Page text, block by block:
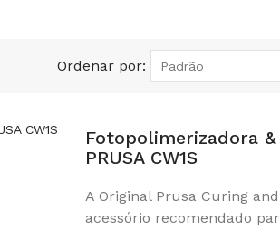
Ordenar por:
Fotopolimerizadora &
PRUSA CW1S
A Original Prusa Curing
acessório recomendado